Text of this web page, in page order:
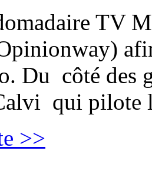
TV
Du côté des
qui
>>